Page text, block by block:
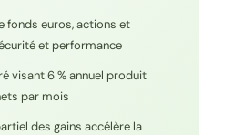
fonds euros, actions et
et performance
visant 6 % annuel produit
par mois
des gains accélère la